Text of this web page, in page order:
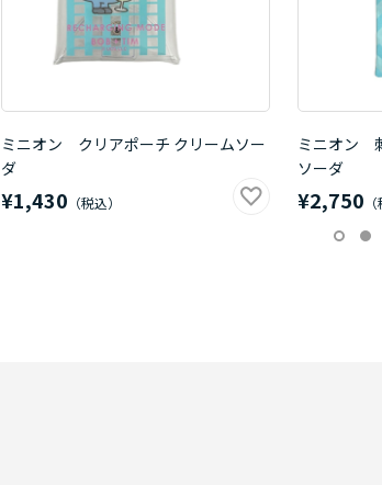
ミニオン クリアポーチ クリームソー
ダ
¥1,430
ミニオン
ソーダ
¥2,750